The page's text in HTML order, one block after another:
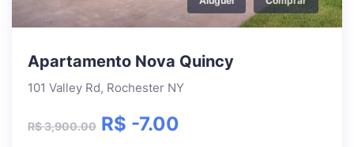
Apartamento Nova Quincy
101 Valley Rd, Rochester NY
R$ 3,900.00 R$ -7.00